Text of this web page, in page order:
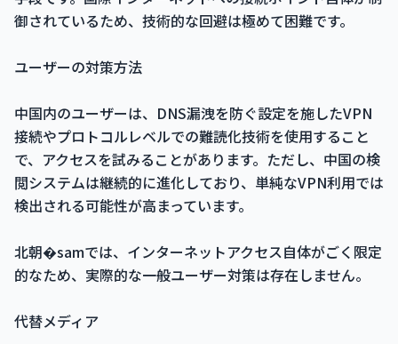
御されているため、技術的な回避は極めて困難です。
ユーザーの対策方法
中国内のユーザーは、DNS漏洩を防ぐ設定を施したVPN
接続やプロトコルレベルでの難読化技術を使用すること
で、アクセスを試みることがあります。ただし、中国の検
閲システムは継続的に進化しており、単純なVPN利用では
検出される可能性が高まっています。
北朝�samでは、インターネットアクセス自体がごく限定
的なため、実際的な一般ユーザー対策は存在しません。
代替メディア